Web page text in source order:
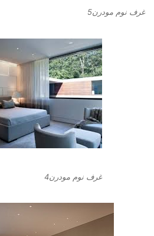
غرف نوم مودرن5
غرف نوم مودرن4